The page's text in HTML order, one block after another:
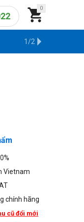
0

HÀNG CŨ
1/2
Vietnam
chính hãng
cũ đổi mới